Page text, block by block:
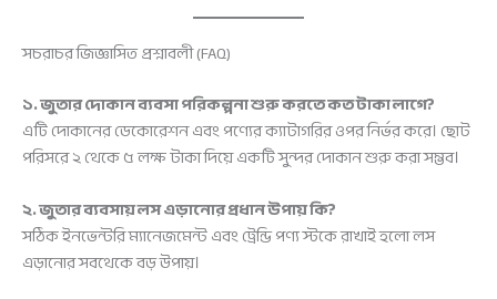
সচরাচর জিজ্ঞাসিত প্রশ্নাবলী (FAQ)
১. জুতার দোকান ব্যবসা পরিকল্পনা শুরু করতে কত টাকা লাগে?
এটি দোকানের ডেকোরেশন এবং পণ্যের ক্যাটাগরির ওপর নির্ভর করে। ছোট
পরিসরে ২ থেকে ৫ লক্ষ টাকা দিয়ে একটি সুন্দর দোকান শুরু করা সম্ভব।
২. জুতার ব্যবসায় লস এড়ানোর প্রধান উপায় কি?
সঠিক ইনভেন্টরি ম্যানেজমেন্ট এবং ট্রেন্ডি পণ্য স্টকে রাখাই হলো লস
এড়ানোর সবথেকে বড় উপায়।